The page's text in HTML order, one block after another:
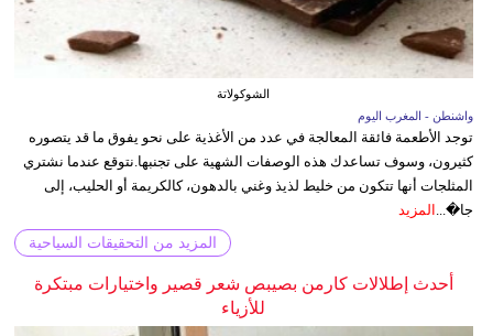
الشوكولاتة
واشنطن - المغرب اليوم
توجد الأطعمة فائقة المعالجة في عدد من الأغذية على نحو يفوق ما قد يتصوره
كثيرون، وسوف تساعدك هذه الوصفات الشهية على تجنبها.نتوقع عندما نشتري
المثلجات أنها تتكون من خليط لذيذ وغني بالدهون، كالكريمة أو الحليب، إلى
جا�... المزيد
المزيد من التحقيقات السياحية
أحدث إطلالات كارمن بصيبص شعر قصير واختيارات مبتكرة
للأزياء